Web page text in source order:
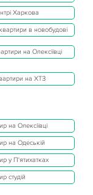
Харкова
в новобудові
на Олексіївці
на ХТЗ
на Олексіївці
на Одеській
у П'ятихатках
студій